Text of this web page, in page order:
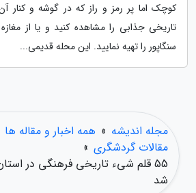
کوچک اما پر رمز و راز که در گوشه و کنار
تاریخی جذابی را مشاهده کنید و یا از
سنگاپور را تهیه نمایید. این محله قدیمی...
مجله اندیشه » همه اخبار و مقاله ها
مقالات گردشگری »
55 قلم شیء تاریخی فرهنگی در
شد